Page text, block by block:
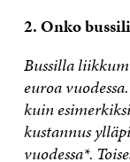
2. Onko
Bussilla
euroa
kuin
kustannus
vuodessa*.